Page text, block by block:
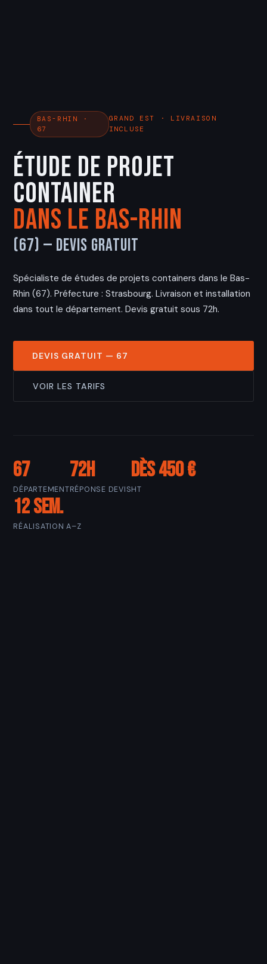
BAS-RHIN ·
67
GRAND EST · LIVRAISON
INCLUSE
Étude de Projet
Container
dans le Bas-Rhin
(67) — Devis Gratuit
Spécialiste de études de projets containers dans le Bas-
Rhin (67). Préfecture : Strasbourg. Livraison et installation
dans tout le département. Devis gratuit sous 72h.
DEVIS GRATUIT — 67
VOIR LES TARIFS
67
DÉPARTEMENT
72h
RÉPONSE DEVIS
Dès 450 €
HT
12 sem.
RÉALISATION A–Z